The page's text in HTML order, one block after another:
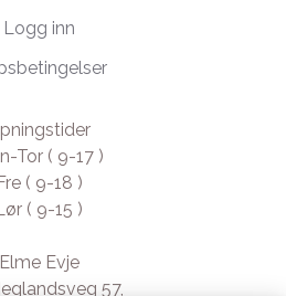
Logg inn
Tor ( 9-17 )
( 9-18 )
( 9-15 )
Elme Evje
57,